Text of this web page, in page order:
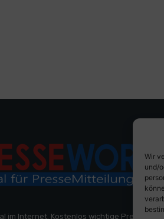
Wir
und/
im Internet. Kostenlos wichtige